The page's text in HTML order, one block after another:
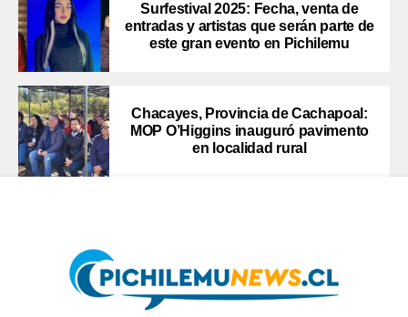
Surfestival 2025: Fecha, venta de
entradas y artistas que serán parte de
este gran evento en Pichilemu
Chacayes, Provincia de Cachapoal:
MOP O’Higgins inauguró pavimento
en localidad rural